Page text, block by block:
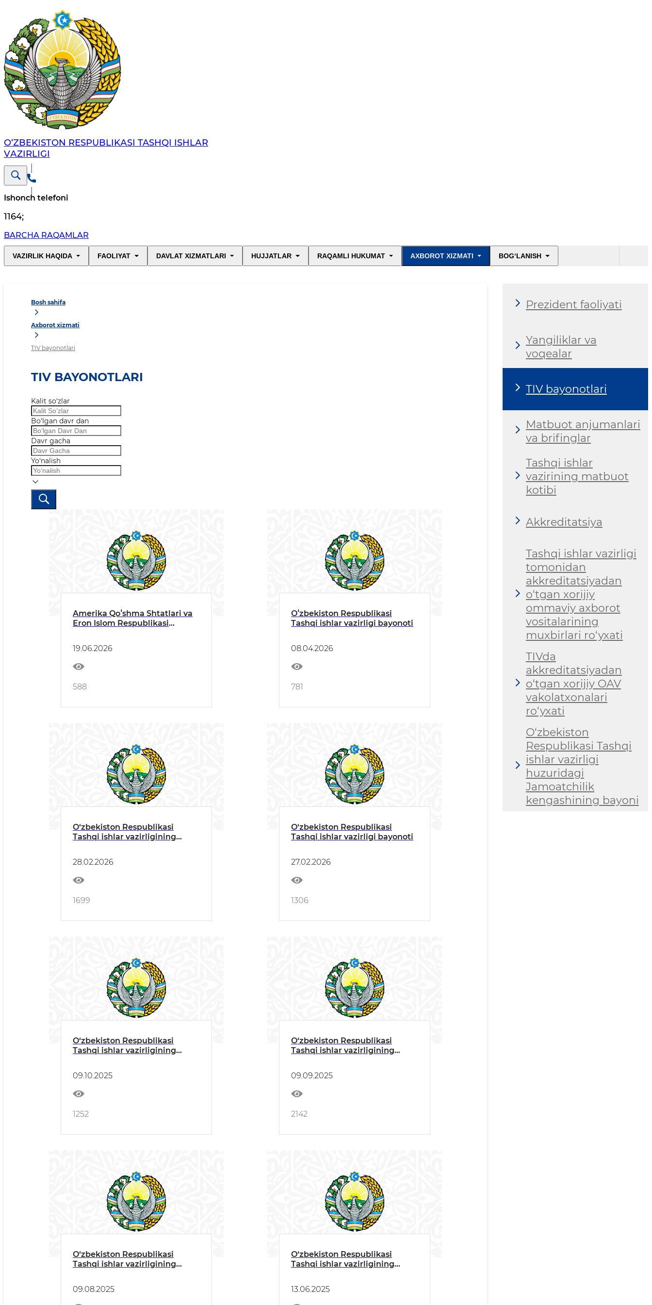
O‘ZBЕKISTОN RЕSPUBLIKАSI TASHQI ISHLАR
VАZIRLIGI
Ishonch telefoni
1164;
BARCHA RAQAMLAR
VAZIRLIK HAQIDA FAOLIYAT DAVLAT XIZMATLARI HUJJATLAR RAQAMLI HUKUMAT AXBOROT XIZMATI BOG‘LANISH
Bosh sahifa
Axborot xizmati
TIV bayonotlari
TIV BAYONOTLARI
Kalit so‘zlar
Bo‘lgan davr dan
Davr gacha
Yo‘nalish
Amerika Qoʻshma Shtatlari va
Eron Islom Respublikasi
munosabati bilan bayonot
19.06.2026
588
Oʻzbekiston Respublikasi
Tashqi ishlar vazirligi bayonoti
08.04.2026
781
O‘zbekiston Respublikasi
Tashqi ishlar vazirligining
28.02.2026
1699
O‘zbekiston Respublikasi
Tashqi ishlar vazirligi bayonoti
27.02.2026
1306
O‘zbekiston Respublikasi
Tashqi ishlar vazirligining
09.10.2025
1252
O‘zbekiston Respublikasi
Tashqi ishlar vazirligining
09.09.2025
2142
O‘zbekiston Respublikasi
Tashqi ishlar vazirligining
09.08.2025
O‘zbekiston Respublikasi
Tashqi ishlar vazirligining
13.06.2025
Prezident faoliyati
Yangiliklar va
voqealar
TIV bayonotlari
Matbuot anjumanlari
va brifinglar
Tashqi ishlar
vazirining matbuot
kotibi
Akkreditatsiya
Tashqi ishlar vazirligi
tomonidan
akkreditatsiyadan
o‘tgan xorijiy
ommaviy axborot
vositalarining
muxbirlari ro‘yxati
TIVda
akkreditatsiyadan
o‘tgan xorijiy OAV
vakolatxonalari
ro‘yxati
O‘zbekiston
Respublikasi Tashqi
ishlar vazirligi
huzuridagi
Jamoatchilik
kengashining bayoni